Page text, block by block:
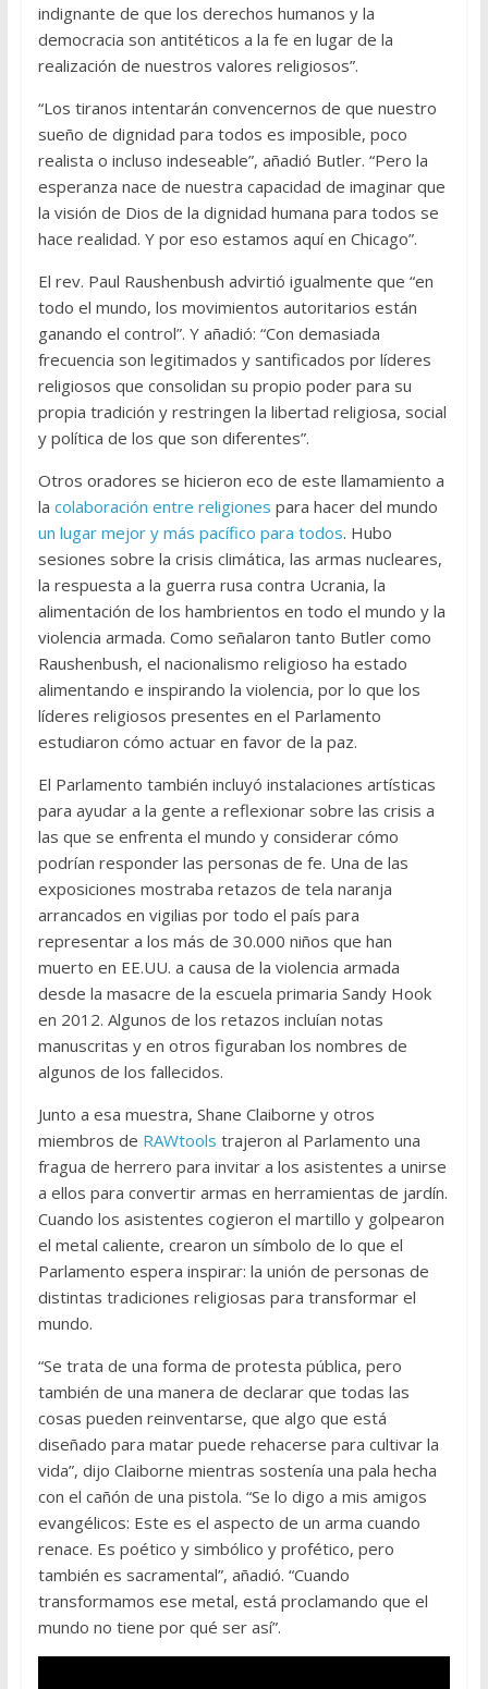
indignante de que los derechos humanos y la
democracia son antitéticos a la fe en lugar de la
realización de nuestros valores religiosos”.
“Los tiranos intentarán convencernos de que nuestro
sueño de dignidad para todos es imposible, poco
realista o incluso indeseable”, añadió Butler. “Pero la
esperanza nace de nuestra capacidad de imaginar que
la visión de Dios de la dignidad humana para todos se
hace realidad. Y por eso estamos aquí en Chicago”.
El rev. Paul Raushenbush advirtió igualmente que “en
todo el mundo, los movimientos autoritarios están
ganando el control”. Y añadió: “Con demasiada
frecuencia son legitimados y santificados por líderes
religiosos que consolidan su propio poder para su
propia tradición y restringen la libertad religiosa, social
y política de los que son diferentes”.
Otros oradores se hicieron eco de este llamamiento a
la colaboración entre religiones para hacer del mundo
un lugar mejor y más pacífico para todos. Hubo
sesiones sobre la crisis climática, las armas nucleares,
la respuesta a la guerra rusa contra Ucrania, la
alimentación de los hambrientos en todo el mundo y la
violencia armada. Como señalaron tanto Butler como
Raushenbush, el nacionalismo religioso ha estado
alimentando e inspirando la violencia, por lo que los
líderes religiosos presentes en el Parlamento
estudiaron cómo actuar en favor de la paz.
El Parlamento también incluyó instalaciones artísticas
para ayudar a la gente a reflexionar sobre las crisis a
las que se enfrenta el mundo y considerar cómo
podrían responder las personas de fe. Una de las
exposiciones mostraba retazos de tela naranja
arrancados en vigilias por todo el país para
representar a los más de 30.000 niños que han
muerto en EE.UU. a causa de la violencia armada
desde la masacre de la escuela primaria Sandy Hook
en 2012. Algunos de los retazos incluían notas
manuscritas y en otros figuraban los nombres de
algunos de los fallecidos.
Junto a esa muestra, Shane Claiborne y otros
miembros de RAWtools trajeron al Parlamento una
fragua de herrero para invitar a los asistentes a unirse
a ellos para convertir armas en herramientas de jardín.
Cuando los asistentes cogieron el martillo y golpearon
el metal caliente, crearon un símbolo de lo que el
Parlamento espera inspirar: la unión de personas de
distintas tradiciones religiosas para transformar el
mundo.
“Se trata de una forma de protesta pública, pero
también de una manera de declarar que todas las
cosas pueden reinventarse, que algo que está
diseñado para matar puede rehacerse para cultivar la
vida”, dijo Claiborne mientras sostenía una pala hecha
con el cañón de una pistola. “Se lo digo a mis amigos
evangélicos: Este es el aspecto de un arma cuando
renace. Es poético y simbólico y profético, pero
también es sacramental”, añadió. “Cuando
transformamos ese metal, está proclamando que el
mundo no tiene por qué ser así”.